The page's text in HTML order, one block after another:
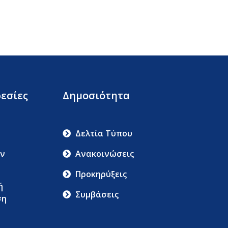
Δημοσιότητα
Δελτία Τύπου
Ανακοινώσεις
Προκηρύξεις
Συμβάσεις